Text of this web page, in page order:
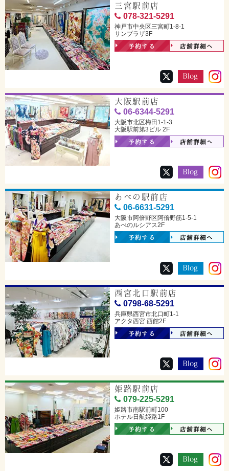
三宮駅前店
078-321-5291
神戸市中央区三宮町1-8-1
サンプラザ3F
予約する 店舗詳細へ
大阪駅前店
06-6344-5291
大阪市北区梅田1-1-3
大阪駅前第3ビル 2F
予約する 店舗詳細へ
あべの駅前店
06-6631-5291
大阪市阿倍野区阿倍野筋1-5-1
あべのルシアス2F
予約する 店舗詳細へ
西宮北口駅前店
0798-68-5291
兵庫県西宮市北口町1-1
アクタ西宮 西館2F
予約する 店舗詳細へ
姫路駅前店
079-225-5291
姫路市南駅前町100
ホテル日航姫路1F
予約する 店舗詳細へ